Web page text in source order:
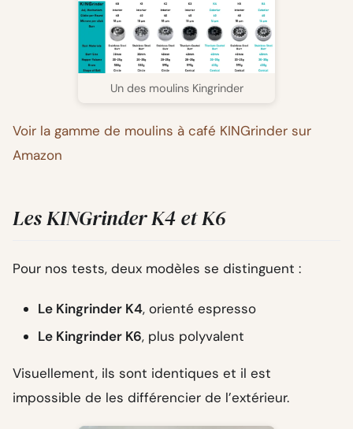
Un des moulins Kingrinder
Voir la gamme de moulins à café KINGrinder sur
Amazon
Les KINGrinder K4 et K6
Pour nos tests, deux modèles se distinguent :
Le Kingrinder K4, orienté espresso
Le Kingrinder K6, plus polyvalent
Visuellement, ils sont identiques et il est
impossible de les différencier de l’extérieur.